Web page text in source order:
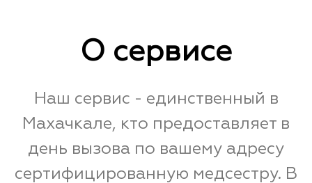
О сервисе
Наш сервис - единственный в
Махачкале, кто предоставляет в
день вызова по вашему адресу
сертифицированную медсестру. В